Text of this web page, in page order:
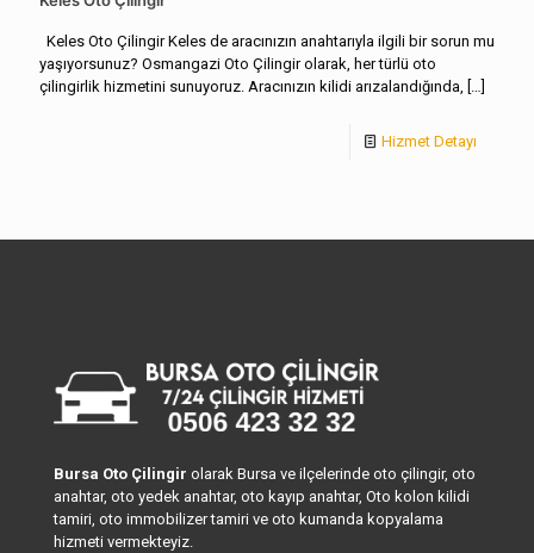
Keles Oto Çilingir Keles de aracınızın anahtarıyla ilgili bir sorun mu
yaşıyorsunuz? Osmangazi Oto Çilingir olarak, her türlü oto
çilingirlik hizmetini sunuyoruz. Aracınızın kilidi arızalandığında, […]
Hizmet Detayı
Bursa Oto Çilingir olarak Bursa ve ilçelerinde oto çilingir, oto
anahtar, oto yedek anahtar, oto kayıp anahtar, Oto kolon kilidi
tamiri, oto immobilizer tamiri ve oto kumanda kopyalama
hizmeti vermekteyiz.